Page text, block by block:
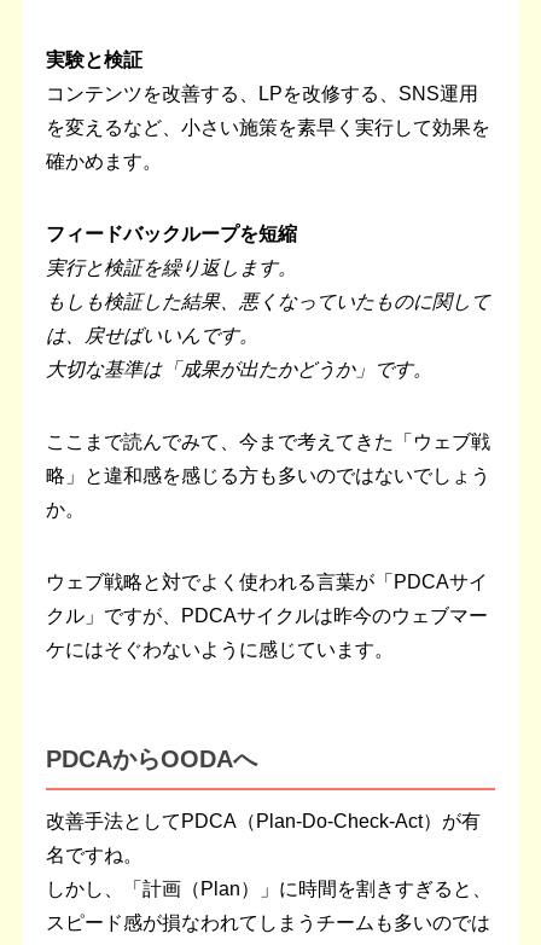
実験と検証
コンテンツを改善する、LPを改修する、SNS運用
を変えるなど、小さい施策を素早く実行して効果を
確かめます。
フィードバックループを短縮
実行と検証を繰り返します。
もしも検証した結果、悪くなっていたものに関して
は、戻せばいいんです。
大切な基準は「成果が出たかどうか」です。
ここまで読んでみて、今まで考えてきた「ウェブ戦
略」と違和感を感じる方も多いのではないでしょう
か。
ウェブ戦略と対でよく使われる言葉が「PDCAサイ
クル」ですが、PDCAサイクルは昨今のウェブマー
ケにはそぐわないように感じています。
PDCAからOODAへ
改善手法としてPDCA（Plan-Do-Check-Act）が有
名ですね。
しかし、「計画（Plan）」に時間を割きすぎると、
スピード感が損なわれてしまうチームも多いのでは